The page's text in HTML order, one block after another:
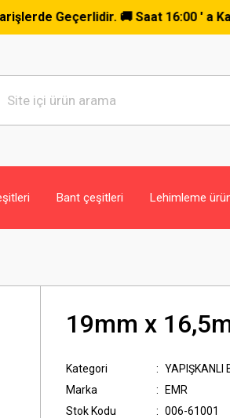
16:00 ' a Kadar Verilen Siparişler
Bant çeşitleri Lehimleme
19mm x
Kategori YAPIŞKANLI
Marka
EMR
Stok Kodu
006-61001